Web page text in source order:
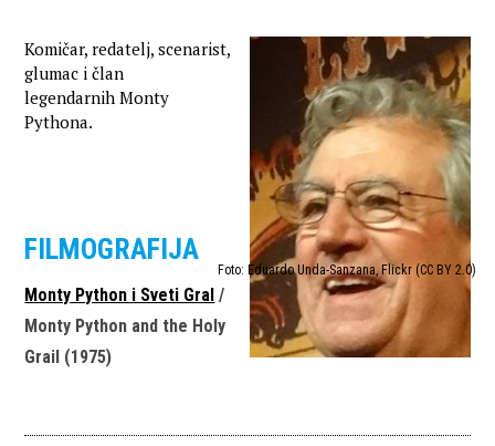
Foto: Eduardo Unda-Sanzana, Flickr (CC BY 2.0)
Komičar, redatelj, scenarist,
glumac i član
legendarnih Monty
Pythona.
FILMOGRAFIJA
Monty Python i Sveti Gral /
Monty Python and the Holy
Grail (1975)